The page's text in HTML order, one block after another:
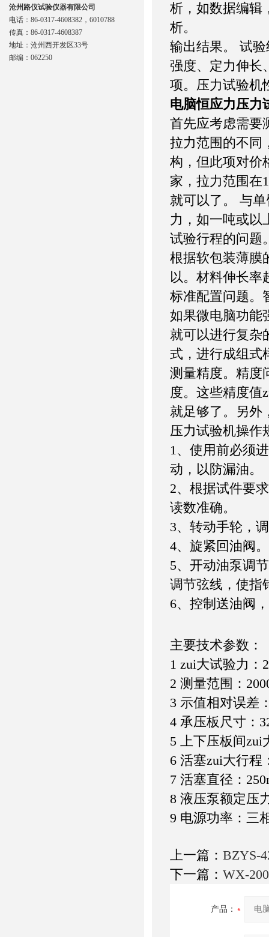
析，如数据编辑
析。
输出结果。 试
强度、定力伸长
项。压力试验机
电脑恒应力压力
首先应考虑需要
拉力范围的不同
构，但此项对价
家，拉力范围在
就可以了。 与
力，如一吨或以
试验行程的问题
根据软包装薄膜
以。材料伸长率
标准配置问题。
如果微电脑功能
就可以进行复杂
式，进行成组式
测量精度。精度
度。这些精度值
就足够了。另外
压力试验机操作
1、使用前必须
动，以防漏油。
2、根据试件要
读数准确。
3、转动手轮，
4、旋紧回油阀。
5、开动油泵调
调节弦线，使指
6、控制送油阀
主要技术参数：
1 zui大试验力：
2 测量范围：
3 示值相对误差
4 承压板尺寸：
5 上下压板间zui
6 活塞zui大行程
7 活塞直径：
8 液压泵额定压
9 电源功率：三
上一篇： BZYS-
下一篇： WX-
产品：
沧州路仪试验仪器有限公司
电话：86-0317-4608382，6010788
传真：86-0317-4608387
地址：沧州西开发区33号
邮编：062250